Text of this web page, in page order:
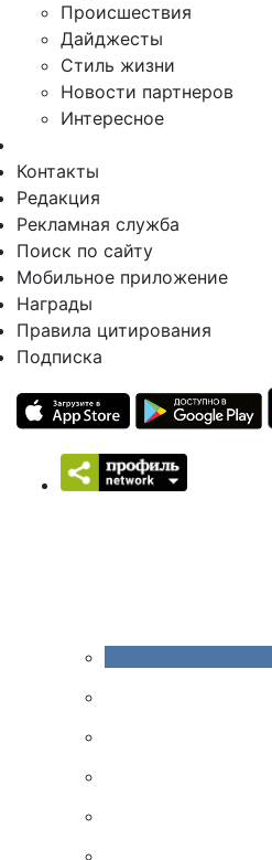
Происшествия
Дайджесты
Стиль жизни
Новости партнеров
Интересное
Контакты
Редакция
Рекламная служба
Поиск по сайту
Мобильное приложение
Награды
Правила цитирования
Подписка